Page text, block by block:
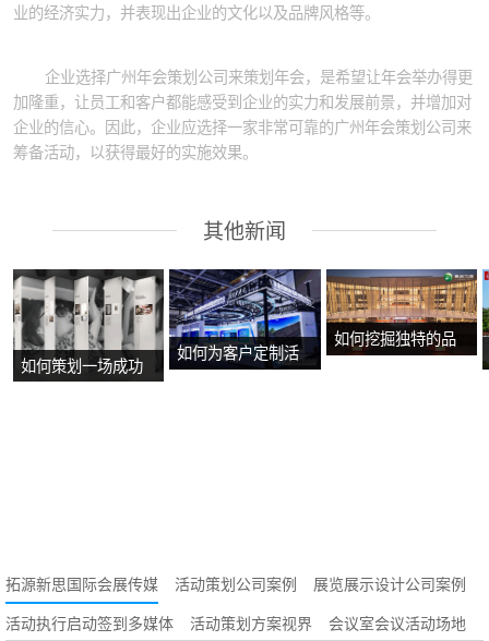
业的经济实力，并表现出企业的文化以及品牌风格等。
企业选择广州年会策划公司来策划年会，是希望让年会举办得更
加隆重，让员工和客户都能感受到企业的实力和发展前景，并增加对
企业的信心。因此，企业应选择一家非常可靠的广州年会策划公司来
筹备活动，以获得最好的实施效果。
其他新闻
如何策划一场成功
如何为客户定制活
如何挖掘独特的品
拓源新思国际会展传媒 活动策划公司案例
展览展示设计公司案例
活动执行启动签到多媒体
活动策划方案视界 会议室会议活动场地